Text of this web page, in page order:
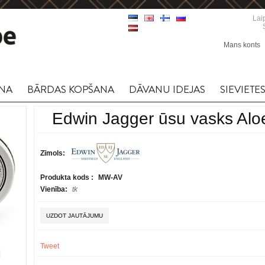
Mans konts
BĀRDAS KOPŠANA DĀVANU IDEJAS SIEVIETES
Edwin Jagger ūsu vasks
Zīmols:
Produkta kods :
MW-AV
Vienība:
tk
UZDOT JAUTĀJUMU
Tweet